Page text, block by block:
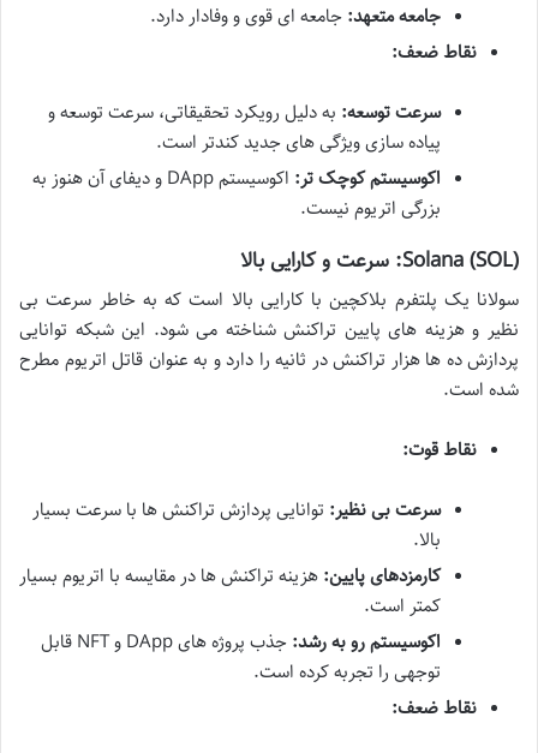
جامعه متعهد: جامعه ای قوی و وفادار دارد.
نقاط ضعف:
سرعت توسعه: به دلیل رویکرد تحقیقاتی، سرعت توسعه و
پیاده سازی ویژگی های جدید کندتر است.
اکوسیستم کوچک تر:
اکوسیستم DApp و دیفای آن هنوز به
بزرگی اتریوم نیست.
Solana (SOL): سرعت و کارایی بالا
سولانا یک پلتفرم بلاکچین با کارایی بالا است که به خاطر سرعت بی
نظیر و هزینه های پایین تراکنش شناخته می شود. این شبکه توانایی
پردازش ده ها هزار تراکنش در ثانیه را دارد و به عنوان قاتل اتریوم مطرح
شده است.
نقاط قوت:
سرعت بی نظیر: توانایی پردازش تراکنش ها با سرعت بسیار
بالا.
کارمزدهای پایین: هزینه تراکنش ها در مقایسه با اتریوم بسیار
کمتر است.
اکوسیستم رو به رشد:
جذب پروژه های DApp و NFT قابل
توجهی را تجربه کرده است.
نقاط ضعف: